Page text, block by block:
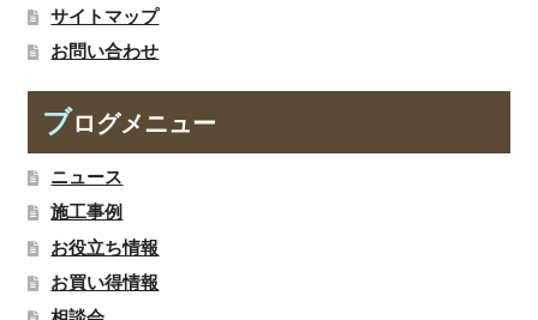
サイトマップ
お問い合わせ
ブログメニュー
ニュース
施工事例
お役立ち情報
お買い得情報